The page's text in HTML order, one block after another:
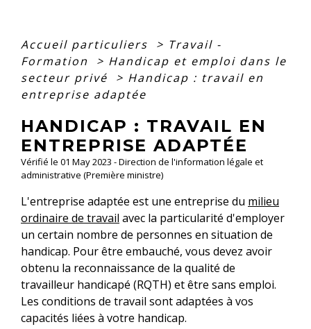
Accueil particuliers > Travail -
Formation
> Handicap et emploi dans le
secteur privé
> Handicap : travail en
entreprise adaptée
HANDICAP : TRAVAIL EN
ENTREPRISE ADAPTÉE
Vérifié le 01 May 2023 - Direction de l'information légale et
administrative (Première ministre)
L'entreprise adaptée est une entreprise du milieu
ordinaire de travail avec la particularité d'employer
un certain nombre de personnes en situation de
handicap. Pour être embauché, vous devez avoir
obtenu la reconnaissance de la qualité de
travailleur handicapé (RQTH) et être sans emploi.
Les conditions de travail sont adaptées à vos
capacités liées à votre handicap.